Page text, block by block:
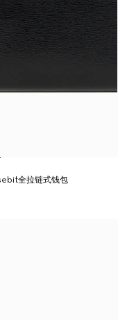
全拉链式钱包